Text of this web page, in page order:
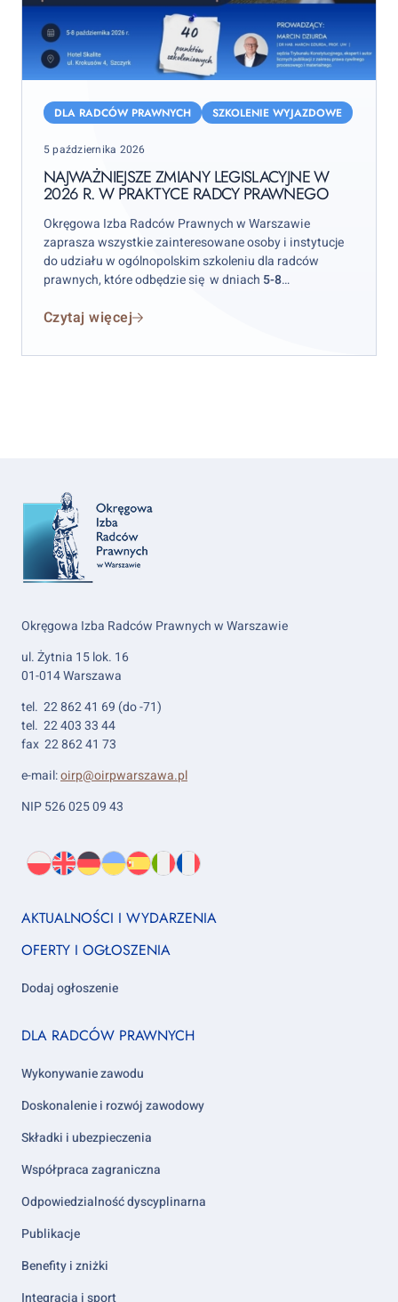
zmiany
2026
praktyce
radcy
prawnego
DLA RADCÓW PRAWNYCH SZKOLENIE WYJAZDOWE
Posted
5 października 2026
NAJWAŻNIEJSZE ZMIANY LEGISLACYJNE W
2026 R. W PRAKTYCE RADCY PRAWNEGO
Okręgowa Izba Radców Prawnych w Warszawie
zaprasza wszystkie zainteresowane osoby i instytucje
do udziału w ogólnopolskim szkoleniu dla radców
prawnych, które odbędzie się w dniach 5-8
Czytaj więcej
Okręgowa Izba Radców Prawnych w Warszawie
ul. Żytnia 15 lok. 16
01-014 Warszawa
tel. 22 862 41 69 (do -71)
tel. 22 403 33 44
fax 22 862 41 73
e-mail:oirp@oirpwarszawa.pl
NIP 526 025 09 43
Wybierz
język:
PL
O
EN
About
DE
About
UK
About
ES
About
IT
About
FR
About
Footer
1
AKTUALNOŚCI I WYDARZENIA
OFERTY I OGŁOSZENIA
Dodaj ogłoszenie
Footer
2
DLA RADCÓW PRAWNYCH
Wykonywanie zawodu
Doskonalenie i rozwój zawodowy
Składki i ubezpieczenia
Współpraca zagraniczna
Odpowiedzialność dyscyplinarna
Publikacje
Benefity i zniżki
Integracja i sport